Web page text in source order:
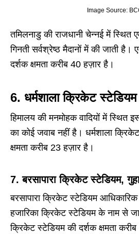
Image Source:
तमिलनाडु की राजधानी चेन्नई में स्थित
गिनती सर्वश्रेष्ठ मैदानों में की जाती है।
दर्शक क्षमता करीब 40 हज़ार है।
6. धर्मशाला क्रिकेट स्टेडियम
हिमालय की मनमोहक वादियों में स्थित
का कोई जवाब नहीं है। धर्मशाला
क्षमता करीब 23 हज़ार है।
7. बरसापारा क्रिकेट स्टेडियम,
बरसापारा क्रिकेट स्टेडियम
हजारिका क्रिकेट स्टेडियम के नाम से
क्रिकेट स्टेडियम की दर्शक क्षमता